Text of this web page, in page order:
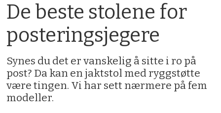
De beste stolene for
posteringsjegere
Synes du det er vanskelig å sitte i ro på
post? Da kan en jaktstol med ryggstøtte
være tingen. Vi har sett nærmere på fem
modeller.